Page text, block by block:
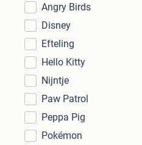
Angry Birds
Disney
Efteling
Hello Kitty
Nijntje
Paw Patrol
Peppa Pig
Pokémon